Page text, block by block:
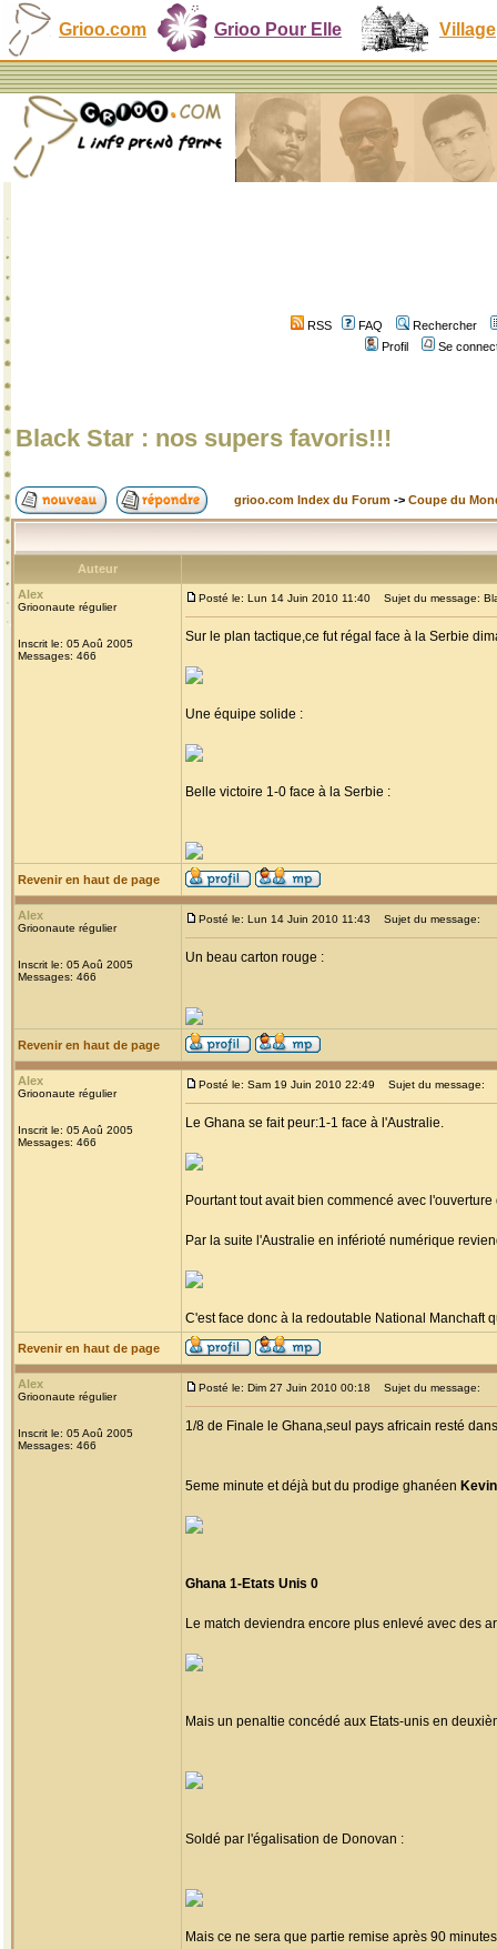
Grioo.com Grioo Pour Elle Village
RSS FAQ
Rechercher
Profil
Se
Black Star : nos supers favoris!!!
grioo.com Index du Forum -> Coupe du
Auteur
Alex
Grioonaute régulier
Inscrit le: 05 Aoû 2005
Messages: 466
Posté le: Lun 14 Juin 2010 11:40 Sujet du message:
Sur le plan tactique,ce fut régal face à la Serbie
Une équipe solide :
Belle victoire 1-0 face à la Serbie :
Revenir en haut de page
Alex
Grioonaute régulier
Inscrit le: 05 Aoû 2005
Messages: 466
Posté le: Lun 14 Juin 2010 11:43 Sujet du message:
Un beau carton rouge :
Revenir en haut de page
Alex
Grioonaute régulier
Inscrit le: 05 Aoû 2005
Messages: 466
Posté le: Sam 19 Juin 2010 22:49 Sujet du message:
Le Ghana se fait peur:1-1 face à l'Australie.
Pourtant tout avait bien commencé avec
Par la suite l'Australie en inférioté numérique
C'est face donc à la redoutable National Manchaft
Revenir en haut de page
Alex
Grioonaute régulier
Inscrit le: 05 Aoû 2005
Messages: 466
Posté le: Dim 27 Juin 2010 00:18 Sujet du message:
1/8 de Finale le Ghana,seul pays africain resté
5eme minute et déjà but du prodige ghanéen
Ghana 1-Etats Unis 0
Le match deviendra encore plus enlevé avec des
Mais un penaltie concédé aux Etats-unis en
Soldé par l'égalisation de Donovan :
Mais ce ne sera que partie remise après 90